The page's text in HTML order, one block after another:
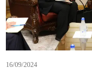
16/09/2024